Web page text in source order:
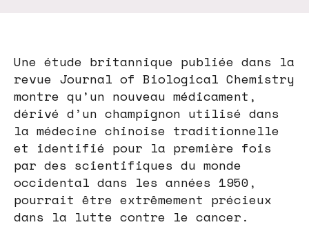
Une étude britannique publiée dans la
revue Journal of Biological Chemistry
montre qu’un nouveau médicament,
dérivé d’un champignon utilisé dans
la médecine chinoise traditionnelle
et identifié pour la première fois
par des scientifiques du monde
occidental dans les années 1950,
pourrait être extrêmement précieux
dans la lutte contre le cancer.